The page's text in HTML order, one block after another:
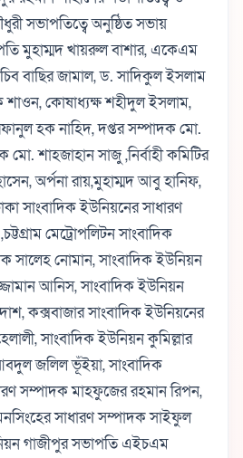
সভাপতিত্বে অনুষ্ঠিত সভায়
মুহাম্মদ খায়রুল বাশার, একেএম
বাছির জামাল, ড. সাদিকুল ইসলাম
কোষাধ্যক্ষ শহীদুল ইসলাম,
হক নাহিদ, দপ্তর সম্পাদক মো.
শাহজাহান সাজু ,নির্বাহী কমিটির
অর্পনা রায়,মুহাম্মদ আবু হানিফ,
সাংবাদিক ইউনিয়নের সাধারণ
মেট্রোপলিটন সাংবাদিক
সালেহ নোমান, সাংবাদিক ইউনিয়ন
আনিস, সাংবাদিক ইউনিয়ন
কক্সবাজার সাংবাদিক ইউনিয়নের
সাংবাদিক ইউনিয়ন কুমিল্লার
জলিল ভূঁইয়া, সাংবাদিক
সম্পাদক মাহফুজের রহমান রিপন,
সাধারণ সম্পাদক সাইফুল
গাজীপুর সভাপতি এইচএম